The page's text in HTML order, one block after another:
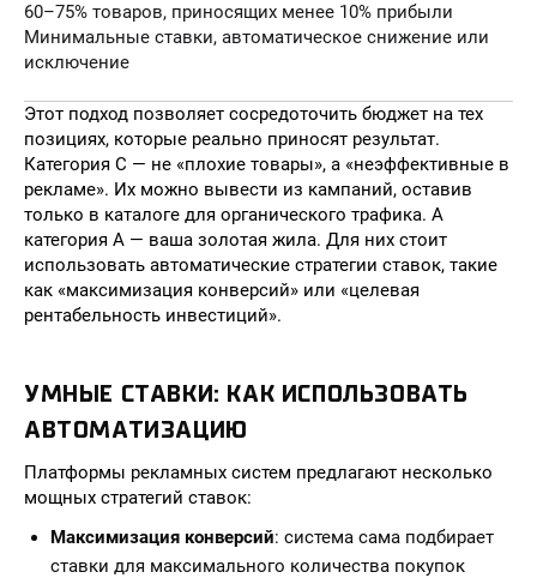
60–75% товаров, приносящих менее 10% прибыли
Минимальные ставки, автоматическое снижение или
исключение
Этот подход позволяет сосредоточить бюджет на тех
позициях, которые реально приносят результат.
Категория C — не «плохие товары», а «неэффективные в
рекламе». Их можно вывести из кампаний, оставив
только в каталоге для органического трафика. А
категория A — ваша золотая жила. Для них стоит
использовать автоматические стратегии ставок, такие
как «максимизация конверсий» или «целевая
рентабельность инвестиций».
УМНЫЕ СТАВКИ: КАК ИСПОЛЬЗОВАТЬ
АВТОМАТИЗАЦИЮ
Платформы рекламных систем предлагают несколько
мощных стратегий ставок:
Максимизация конверсий: система сама подбирает
ставки для максимального количества покупок